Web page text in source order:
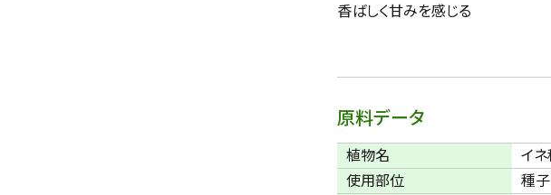
香ばしく甘みを感じる
原料データ
植物名
イ
使用部位
種子